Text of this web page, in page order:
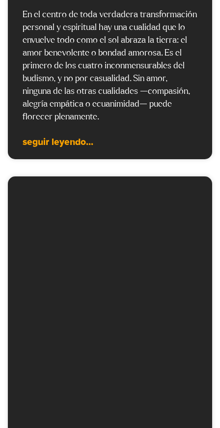
En el centro de toda verdadera transformación
personal y espiritual hay una cualidad que lo
envuelve todo como el sol abraza la tierra: el
amor benevolente o bondad amorosa. Es el
primero de los cuatro inconmensurables del
budismo, y no por casualidad. Sin amor,
ninguna de las otras cualidades —compasión,
alegría empática o ecuanimidad— puede
florecer plenamente.
seguir leyendo...